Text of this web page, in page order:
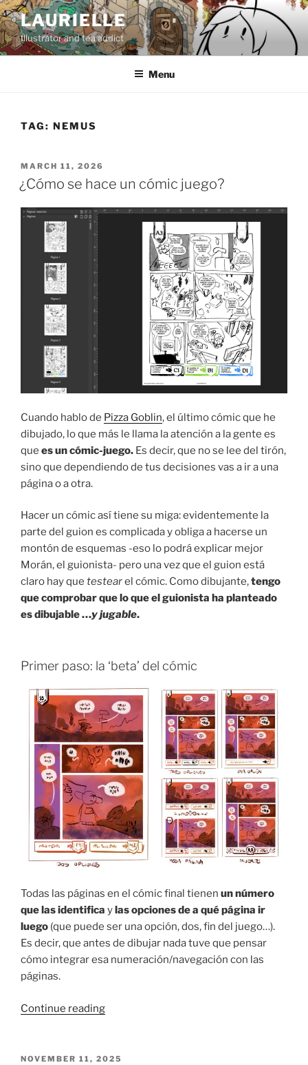
Skip
to
content
LAURIELLE
Illustrator and tea addict
Menu
TAG: NEMUS
POSTED
ON
MARCH 11, 2026
¿Cómo se hace un cómic juego?
Cuando hablo de Pizza Goblin, el último cómic que he
dibujado, lo que más le llama la atención a la gente es
que es un cómic-juego. Es decir, que no se lee del tirón,
sino que dependiendo de tus decisiones vas a ir a una
página o a otra.
Hacer un cómic así tiene su miga: evidentemente la
parte del guion es complicada y obliga a hacerse un
montón de esquemas -eso lo podrá explicar mejor
Morán, el guionista- pero una vez que el guion está
claro hay que testearel cómic. Como dibujante,tengo
que comprobar que lo que el guionista ha planteado
es dibujable …y jugable.
Primer paso: la ‘beta’ del cómic
Todas las páginas en el cómic final tienen un número
que las identifica y las opciones de a qué página ir
luego (que puede ser una opción, dos, fin del juego…).
Es decir, que antes de dibujar nada tuve que pensar
cómo integrar esa numeración/navegación con las
páginas.
Continue reading“¿Cómo
un
POSTED
NOVEMBER 11, 2025